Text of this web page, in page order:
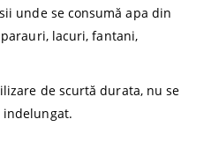
unde se consumă apa din
lacuri, fantani,
de scurtă durata, nu se
indelungat.